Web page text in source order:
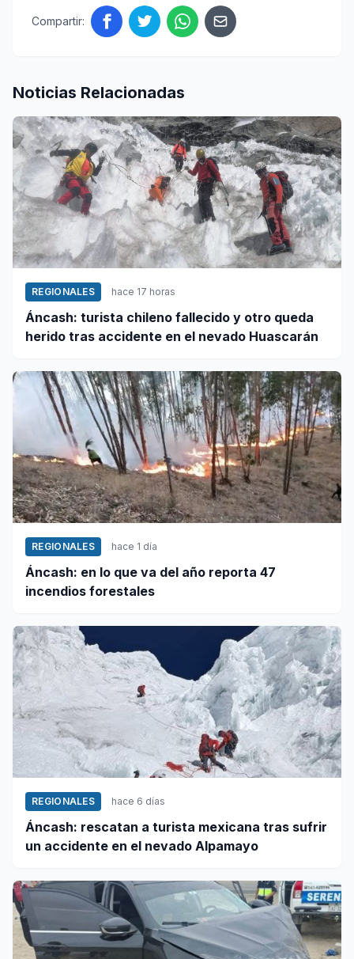
Compartir:
Noticias Relacionadas
REGIONALES hace 17 horas
Áncash: turista chileno fallecido y otro queda
herido tras accidente en el nevado Huascarán
REGIONALES hace 1 día
Áncash: en lo que va del año reporta 47
incendios forestales
REGIONALES hace 6 días
Áncash: rescatan a turista mexicana tras sufrir
un accidente en el nevado Alpamayo